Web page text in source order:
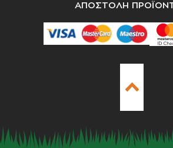
ΑΠΟΣΤΟΛΗ